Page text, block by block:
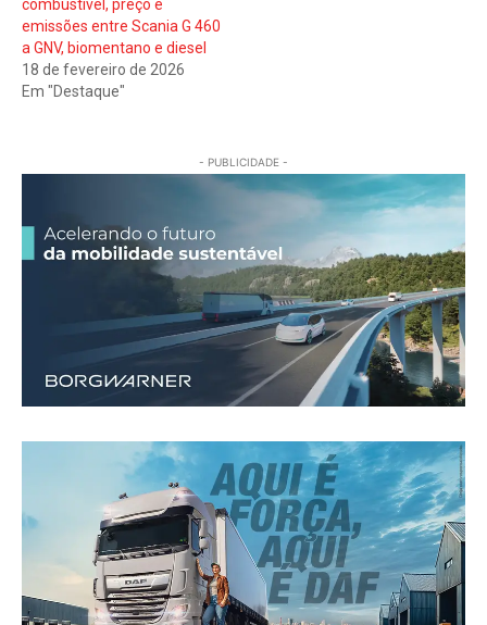
combustível, preço e
emissões entre Scania G 460
a GNV, biomentano e diesel
18 de fevereiro de 2026
Em "Destaque"
- PUBLICIDADE -